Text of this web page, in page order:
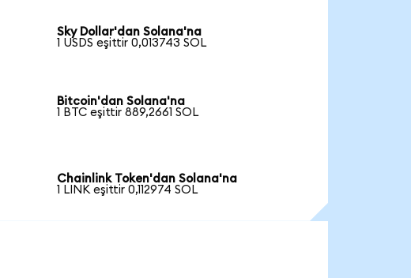
Sky Dollar'dan Solana'na
1 USDS eşittir 0,013743 SOL
Bitcoin'dan Solana'na
1 BTC eşittir 889,2661 SOL
Chainlink Token'dan Solana'na
1 LINK eşittir 0,112974 SOL